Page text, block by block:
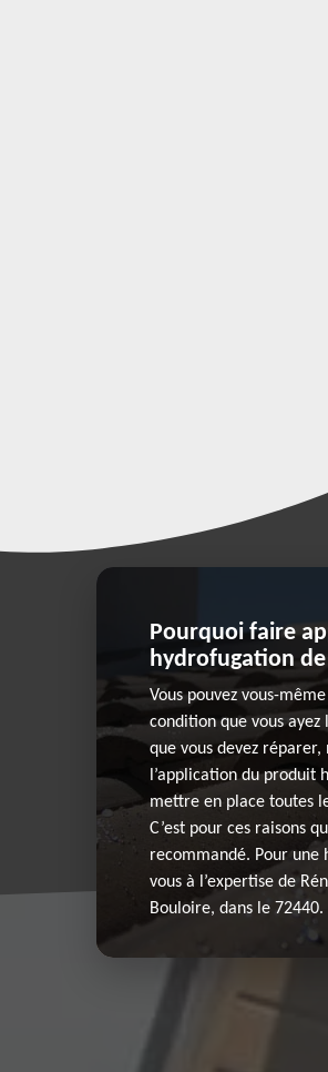
Pourquoi faire
hydrofugation
Vous pouvez vous-
condition que vous ayez
que vous devez
l’application du produit
mettre en place toutes
C’est pour ces raisons
recommandé. Pour une
vous à l’expertise de
Bouloire, dans le 72440.